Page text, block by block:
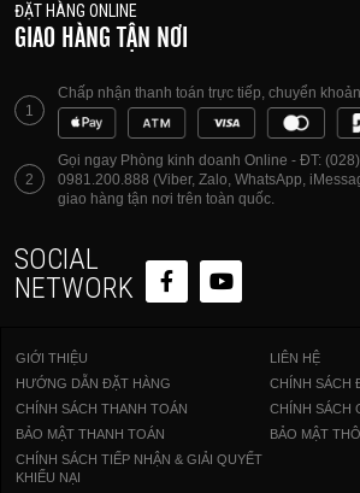
ĐẶT HÀNG ONLINE
GIAO HÀNG TẬN NƠI
1
Chấp nhận thanh toán trực tiếp, chuyển
2
Gọi ngay Phòng kinh doanh Online - ĐT:
0981.200.888 (Viber, Zalo, WhatsApp,
giao hàng tận nơi trên toàn quốc.
SOCIAL
NETWORK
GIỚI THIỆU
LIÊN HỆ
HƯỚNG DẪN ĐẶT HÀNG
CHÍNH SÁCH
CHÍNH SÁCH THANH TOÁN
CHÍNH SÁCH
BẢO MẬT THANH TOÁN
BẢO MẬT
CHÍNH SÁCH TIẾP NHẬN & GIẢI QUYẾT
KHIẾU NẠI